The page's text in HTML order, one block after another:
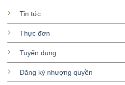
Tin tức
Thực đơn
Tuyển dụng
Đăng ký nhượng quyền